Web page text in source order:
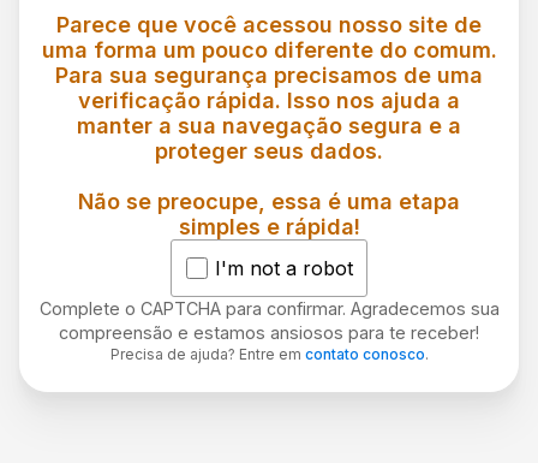
Parece que você acessou nosso site de
uma forma um pouco diferente do comum.
Para sua segurança precisamos de uma
verificação rápida. Isso nos ajuda a
manter a sua navegação segura e a
proteger seus dados.
Não se preocupe, essa é uma etapa
simples e rápida!
I'm not a robot
Complete o CAPTCHA para confirmar. Agradecemos sua
compreensão e estamos ansiosos para te receber!
Precisa de ajuda? Entre em contato conosco.